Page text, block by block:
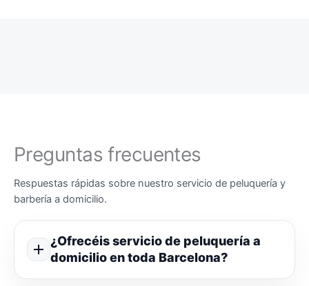
Preguntas frecuentes
Respuestas rápidas sobre nuestro servicio de peluquería y
barbería a domicilio.
¿Ofrecéis servicio de peluquería a
domicilio en toda Barcelona?